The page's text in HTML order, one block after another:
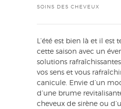
SOINS DES CHEVEUX
L’été est bien là et il est
cette saison avec un
solutions
vos sens et vous
canicule. Envie d’un
d’une brume
cheveux de sirène ou